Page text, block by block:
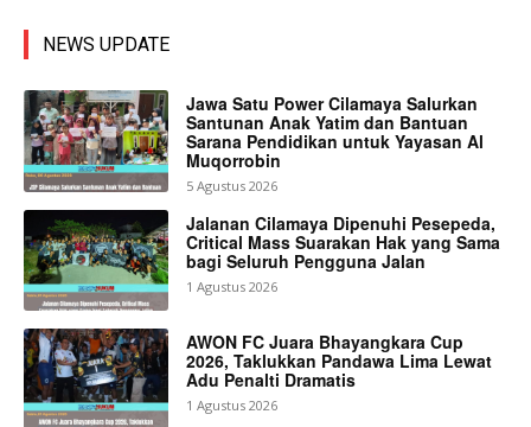
NEWS UPDATE
Jawa Satu Power Cilamaya Salurkan
Santunan Anak Yatim dan Bantuan
Sarana Pendidikan untuk Yayasan Al
Muqorrobin
5 Agustus 2026
Jalanan Cilamaya Dipenuhi Pesepeda,
Critical Mass Suarakan Hak yang Sama
bagi Seluruh Pengguna Jalan
1 Agustus 2026
AWON FC Juara Bhayangkara Cup
2026, Taklukkan Pandawa Lima Lewat
Adu Penalti Dramatis
1 Agustus 2026